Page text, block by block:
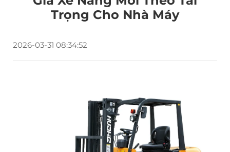
Trọng Cho Nhà Máy
2026-03-31 08:34:52